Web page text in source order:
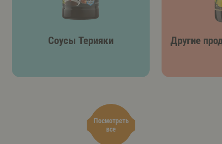
Посмотреть
все
Соусы Терияки Другие